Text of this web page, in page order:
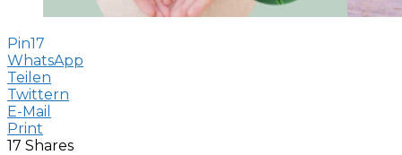
Pin17
WhatsApp
Teilen
Twittern
E-Mail
Print
17 Shares